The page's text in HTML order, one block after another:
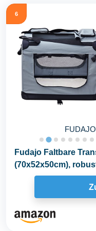
6
FUDAJO
Fudajo Faltbare
(70x52x50cm),